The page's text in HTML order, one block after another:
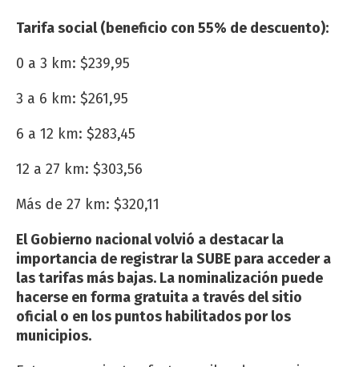
Tarifa social (beneficio con 55% de descuento):
0 a 3 km: $239,95
3 a 6 km: $261,95
6 a 12 km: $283,45
12 a 27 km: $303,56
Más de 27 km: $320,11
El Gobierno nacional volvió a destacar la
importancia de registrar la SUBE para acceder a
las tarifas más bajas. La nominalización puede
hacerse en forma gratuita a través del sitio
oficial o en los puntos habilitados por los
municipios.